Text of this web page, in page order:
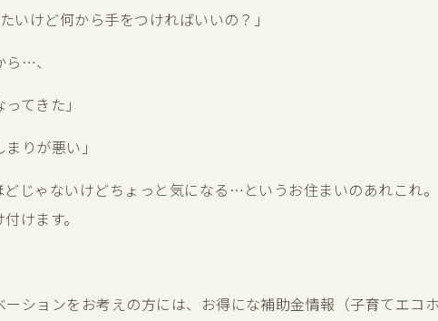
いけど何から手をつければいいの？」
…、
てきた」
りが悪い」
どじゃないけどちょっと気になる…というお住まいのあれこれ
けます。
ーションをお考えの方には、お得にな補助金情報（子育てエコ